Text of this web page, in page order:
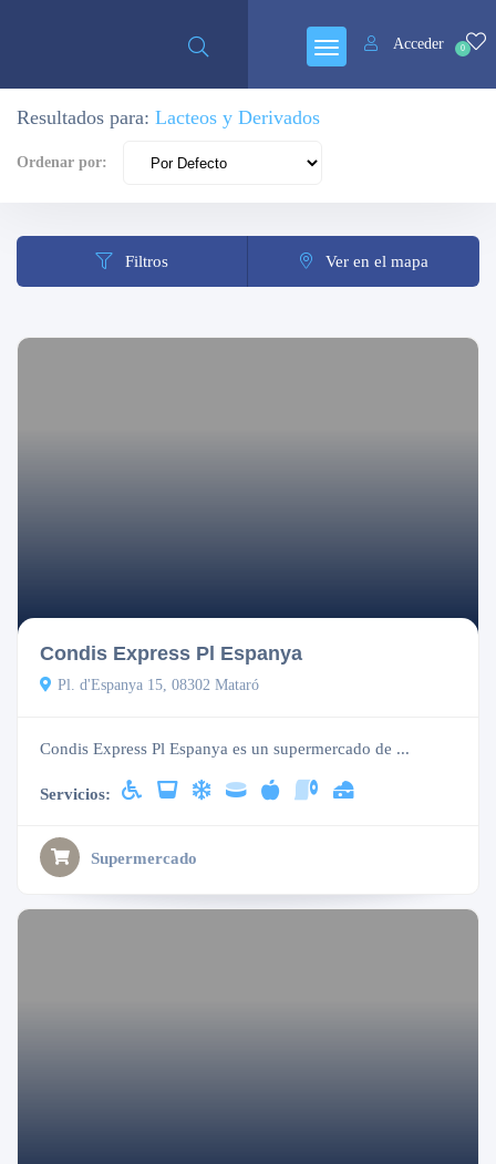
0
Acceder
Resultados para: Lacteos y Derivados
Ordenar por:
Filtros Ver en el mapa
Condis Express Pl Espanya
Pl. d'Espanya 15, 08302 Mataró
Condis Express Pl Espanya es un supermercado de ...
Servicios:
Supermercado